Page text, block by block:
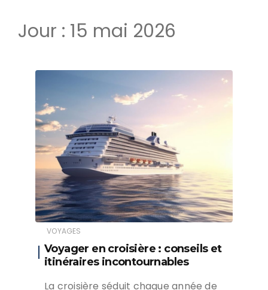
Jour : 15 mai 2026
VOYAGES
Voyager en croisière : conseils et
itinéraires incontournables
La croisière séduit chaque année de